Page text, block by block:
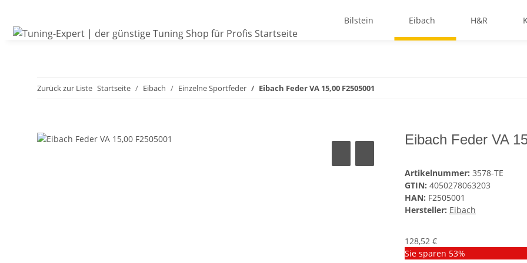
Bilstein Eibach H&R
Zurück zur Liste Startseite Eibach Einzelne Sportfeder Eibach Feder VA 15,00 F2505001
Eibach Feder VA
Artikelnummer: 3578-TE
GTIN: 4050278063203
HAN: F2505001
Hersteller: Eibach
128,52 €
Sie sparen 53%